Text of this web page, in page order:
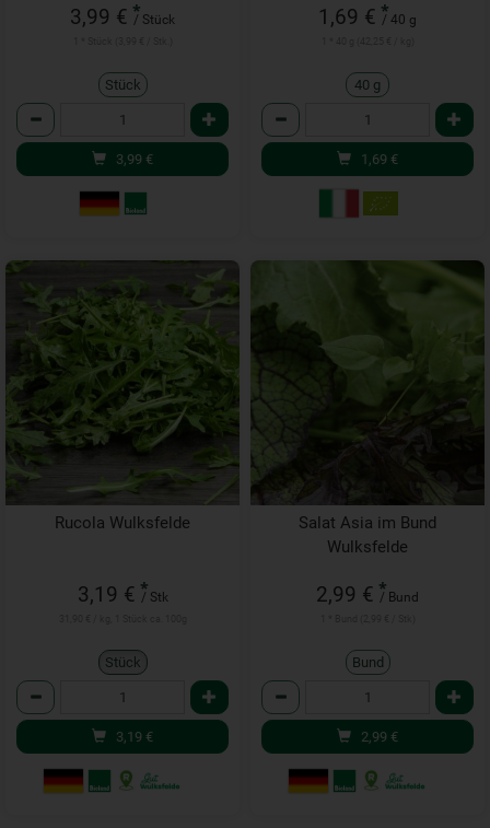
3,99 € *
/ Stück
Stück
Anzahl
3,99 €
1,69 € *
/ 40 g
40 g
Anzahl
1,69 €
Rucola Wulksfelde
3,19 € *
/ Stk
Stück
Anzahl
3,19 €
Salat Asia im Bund
Wulksfelde
2,99 € *
/ Bund
Bund
Anzahl
2,99 €